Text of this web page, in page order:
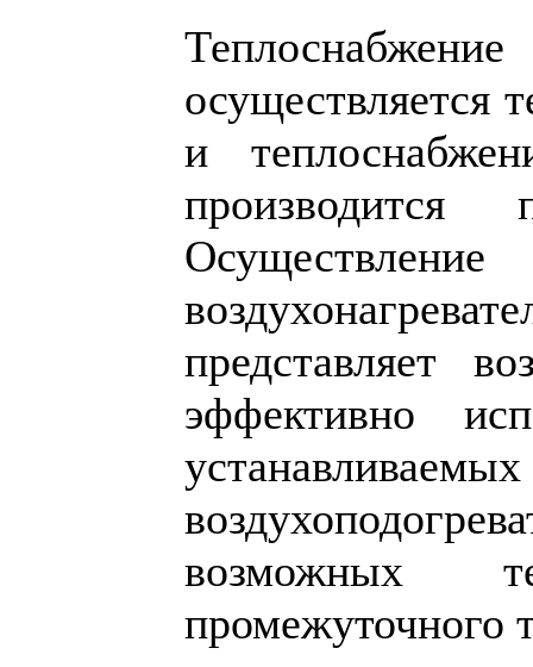
осуществляется
и
представляет
эффективно
возможных
промежуточного